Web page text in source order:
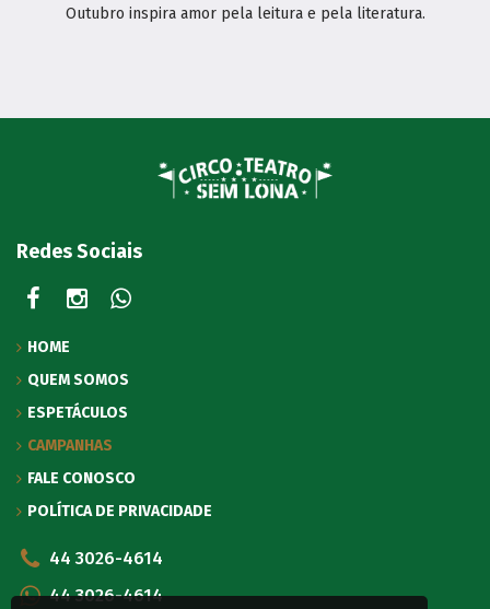
Outubro inspira amor pela leitura e pela literatura.
Redes Sociais
HOME
QUEM SOMOS
ESPETÁCULOS
CAMPANHAS
FALE CONOSCO
POLÍTICA DE PRIVACIDADE
44 3026-4614
44 3026-4614